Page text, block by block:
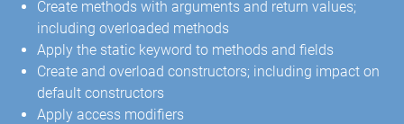
Create methods with arguments and return values;
including overloaded methods
Apply the static keyword to methods and fields
Create and overload constructors; including impact on
default constructors
Apply access modifiers